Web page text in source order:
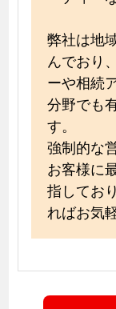
弊社は地
んでおり
ーや相続
分野でも
す。
強制的な
お客様に
指してお
ればお気